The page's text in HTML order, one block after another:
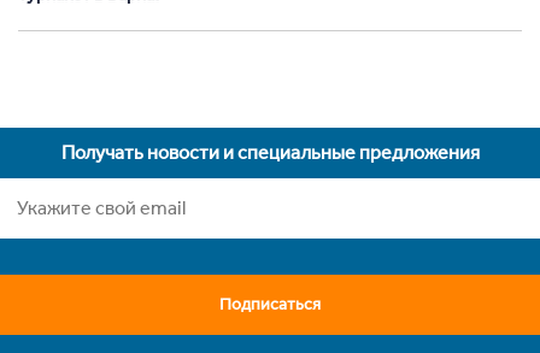
Получать новости и специальные предложения
Подписаться